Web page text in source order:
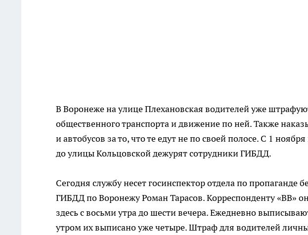
В Воронеже на улице Плехановская водителей уже
общественного транспорта и движение по ней. Также
и автобусов за то, что те едут не по своей полосе. С 1
до улицы Кольцовской дежурят сотрудники ГИБДД.
Сегодня службу несет госинспектор отдела по пропаганде
ГИБДД по Воронежу Роман Тарасов. Корреспонденту «ВВ»
здесь с восьми утра до шести вечера. Ежедневно
утром их выписано уже четыре. Штраф для водителей